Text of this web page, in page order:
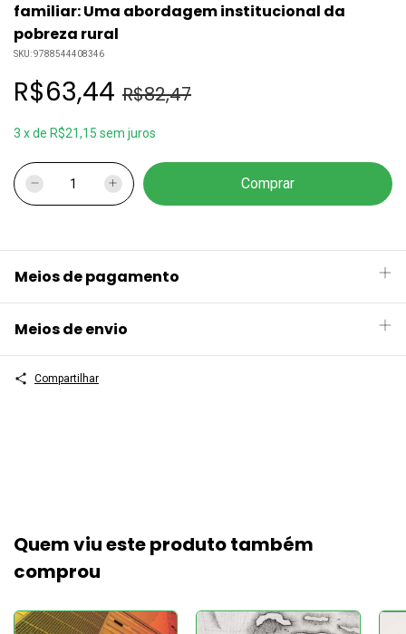
familiar: Uma abordagem institucional da
pobreza rural
SKU:9788544408346
R$63,44 R$82,47
3 xde R$21,15 sem juros
Meios de pagamento
Meios de envio
Compartilhar
Quem viu este produto também
comprou